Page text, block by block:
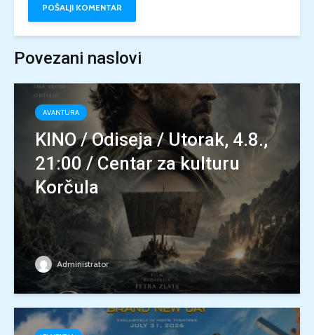
Povezani naslovi
AVANTURA
KINO / Odiseja / Utorak, 4.8.,
21:00 / Centar za kulturu
Korčula
Administrator